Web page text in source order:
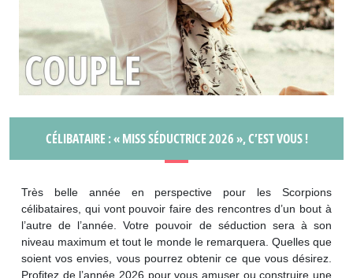
CÉLIBATAIRE : « MISS SÉDUCTRICE 2026 », C’EST VOUS !
Très belle année en perspective pour les Scorpions
célibataires, qui vont pouvoir faire des rencontres d’un bout à
l’autre de l’année. Votre pouvoir de séduction sera à son
niveau maximum et tout le monde le remarquera. Quelles que
soient vos envies, vous pourrez obtenir ce que vous désirez.
Profitez de l’année 2026 pour vous amuser ou construire une